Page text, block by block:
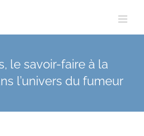
le savoir-faire à la
l’univers du fumeur